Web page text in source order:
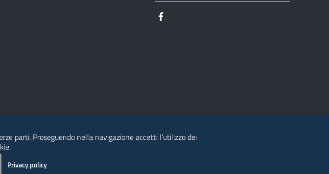
parti. Proseguendo nella navigazione accetti l’utilizzo dei
Privacy policy